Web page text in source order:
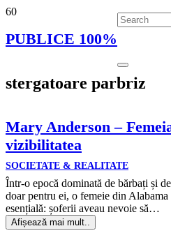
PUBLICE 100%
stergatoare parbriz
Mary Anderson –
vizibilitatea
SOCIETATE & REALITATE
Într-o epocă dominată de bărbați și
doar pentru ei, o femeie din
esențială: șoferii aveau nevoie să…
Afișează mai mult..